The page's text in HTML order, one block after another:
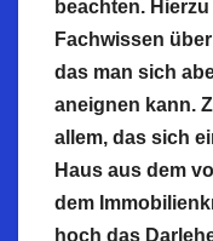
beachten.
Fachwissen
das man sich
aneignen kann.
allem, das sich
Haus aus dem
dem
hoch das